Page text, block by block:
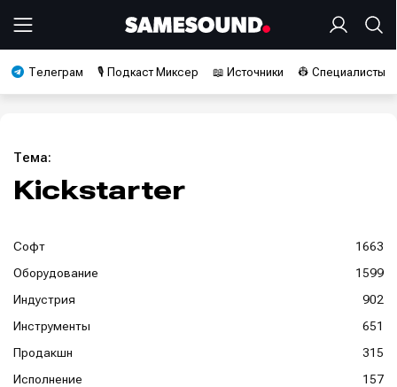
Телеграм 🎙️ Подкаст Миксер 📖 Источники 👷 Специалисты
Тема:
Kickstarter
Софт
1663
Оборудование
1599
Индустрия
902
Инструменты
651
Продакшн
315
Исполнение
157